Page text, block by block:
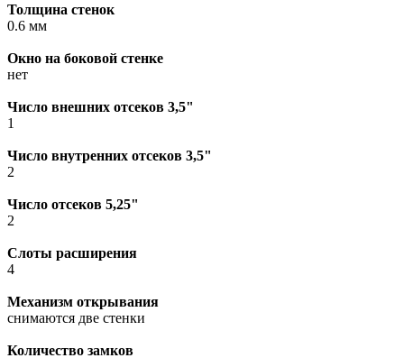
Толщина стенок
0.6 мм
Окно на боковой стенке
нет
Число внешних отсеков 3,5"
1
Число внутренних отсеков 3,5"
2
Число отсеков 5,25"
2
Слоты расширения
4
Механизм открывания
снимаются две стенки
Количество замков